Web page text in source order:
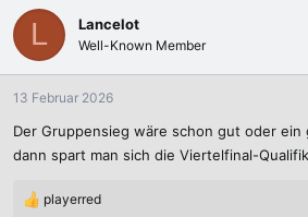
k
i
o
n
n
:
L Lancelot
Well-Known Member
13 Februar 2026
Der Gruppensieg wäre schon gut oder
dann spart man sich die Viertelfinal-
R
playerred